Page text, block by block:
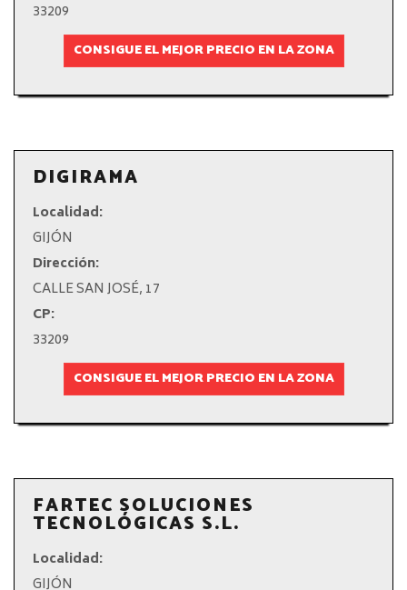
33209
CONSIGUE EL MEJOR PRECIO EN LA ZONA
DIGIRAMA
Localidad:
GIJÓN
Dirección:
CALLE SAN JOSÉ, 17
CP:
33209
CONSIGUE EL MEJOR PRECIO EN LA ZONA
FARTEC SOLUCIONES
TECNOLÓGICAS S.L.
Localidad:
GIJÓN